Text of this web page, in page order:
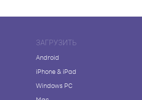
ЗАГРУЗИТЬ
Android
iPhone & iPad
Windows PC